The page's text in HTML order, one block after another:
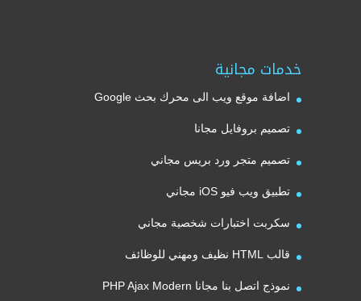
خدمات مجانية
اضافة موقع ويب الى محرك بحث Google
تصميم بروفايل مجانا
تصميم متجر ورد بريس مجاني
تطبيق ويب فيو iOS مجاني
سكربت اختبارات شخصية مجاني
قالب HTML نظيف ومهني للوظائف
نموذج اتصل بنا مجانا PHP Ajax Modern